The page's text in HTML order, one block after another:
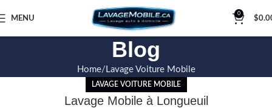
MENU
0
$
Blog
Home Lavage Voiture Mobile
LAVAGE VOITURE MOBILE
Lavage Mobile à Longueuil